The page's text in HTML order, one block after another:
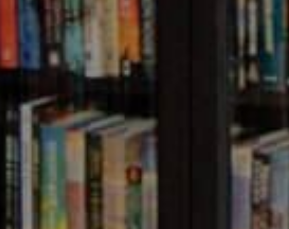
NONMASKING SMS IN BANGLADESH
SMS service provider in Bangladesh with multiple services such
, Masking SMS, Non-
a powerful and easy-to-use SMS API for developers. Easy
Applications & Websites. You can also send SMS messages
Panel (Dashboard). Fast and easy to use SMS Gateway for School,
ISP & NGO in Bangladesh.
also offers API
applications.